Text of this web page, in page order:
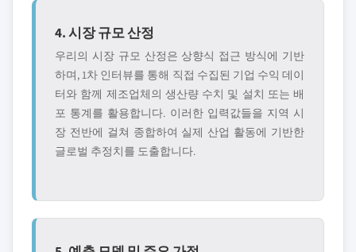
4. 시장 규모 산정
우리의 시장 규모 산정은 상향식 접근 방식에 기반
하며, 1차 인터뷰를 통해 직접 수집된 기업 수익 데이
터와 함께 제조업체의 생산량 수치 및 설치 또는 배
포 통계를 활용합니다. 이러한 입력값들을 지역 시
장 전반에 걸쳐 종합하여 실제 산업 활동에 기반한
글로벌 추정치를 도출합니다.